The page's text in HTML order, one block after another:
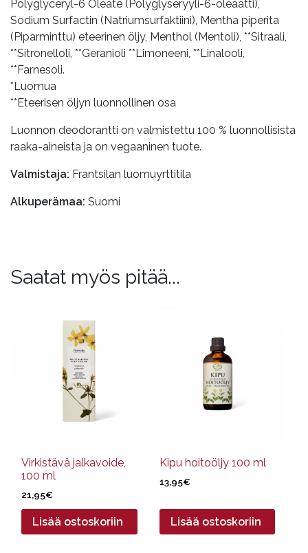
Polyglyceryl-6 Oleate (Polyglyseryyli-6-oleaatti),
Sodium Surfactin (Natriumsurfaktiini), Mentha piperita
(Piparminttu) eteerinen öljy, Menthol (Mentoli), **Sitraali,
**Sitronelloli, **Geranioli **Limoneeni, **Linalooli,
**Farnesoli.
*Luomua
**Eteerisen öljyn luonnollinen osa
Luonnon deodorantti on valmistettu 100 % luonnollisista
raaka-aineista ja on vegaaninen tuote.
Valmistaja: Frantsilan luomuyrttitila
Alkuperämaa: Suomi
Saatat myös pitää...
Virkistävä jalkavoide,
100 ml
21,95€
Lisää ostoskoriin
Kipu hoitoöljy 100 ml
13,95€
Lisää ostoskoriin